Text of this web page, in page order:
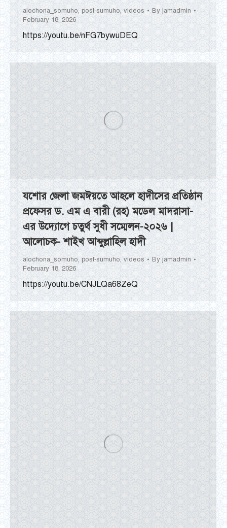
alochona_somuho, post-sumuho, videos By jamadmin
February 18, 2026
https://youtu.be/nFG7bywuDEQ
যশোর জেলা জমঈয়তে আহলে হাদীসের প্রতিষ্ঠান
প্রফেসর ড. এম এ বারী (রহ) মডেল মাদরাসা-
এর উদ্যোগে চতুর্থ সুধী সম্মেলন-২০২৬ |
আলোচক- শাইখ আব্দুল্লাহিল হাদী
alochona_somuho, post-sumuho, videos By jamadmin
February 18, 2026
https://youtu.be/CNJLQa68ZeQ